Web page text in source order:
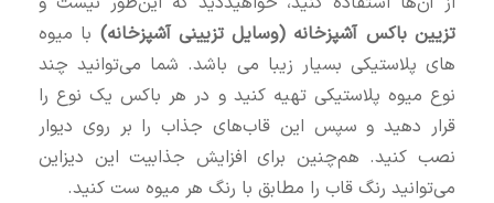
تزیین باکس آشپزخانه (وسایل تزیینی آشپزخانه) با میوه
های پلاستیکی بسیار زیبا می باشد. شما می‌توانید چند
نوع میوه پلاستیکی تهیه کنید و در هر باکس یک نوع را
قرار دهید و سپس این قاب‌های جذاب را بر روی دیوار
نصب کنید. هم‌چنین برای افزایش جذابیت این دیزاین
می‌توانید رنگ قاب را مطابق با رنگ هر میوه ست کنید.